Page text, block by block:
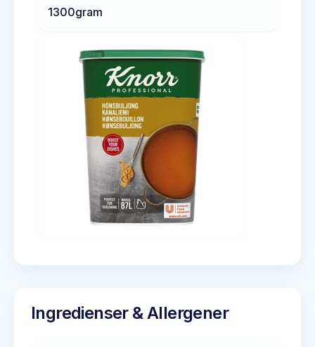
1300gram
Ingredienser & Allergener